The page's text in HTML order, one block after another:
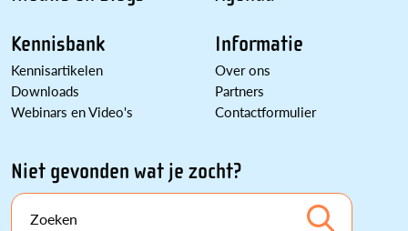
Kennisbank
Kennisartikelen
Downloads
Webinars en Video's
Informatie
Over ons
Partners
Contactformulier
Niet gevonden wat je zocht?
Zoeken